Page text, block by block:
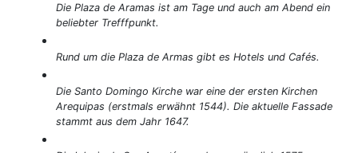
Die Plaza de Aramas ist am Tage und auch am Abend ein
beliebter Trefffpunkt.
Rund um die Plaza de Armas gibt es Hotels und Cafés.
Die Santo Domingo Kirche war eine der ersten Kirchen
Arequipas (erstmals erwähnt 1544). Die aktuelle Fassade
stammt aus dem Jahr 1647.